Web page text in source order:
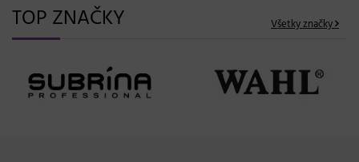
TOP ZNAČKY Všetky značky